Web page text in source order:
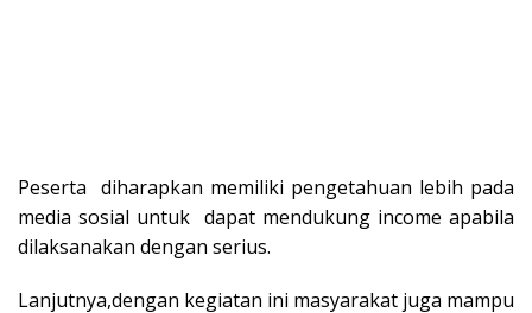
Peserta diharapkan memiliki pengetahuan lebih pada
media sosial untuk dapat mendukung income apabila
dilaksanakan dengan serius.
Lanjutnya,dengan kegiatan ini masyarakat juga mampu